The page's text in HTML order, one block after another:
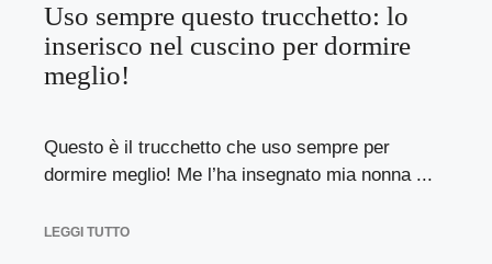
Uso sempre questo trucchetto: lo
inserisco nel cuscino per dormire
meglio!
Questo è il trucchetto che uso sempre per
dormire meglio! Me l’ha insegnato mia nonna ...
LEGGI TUTTO